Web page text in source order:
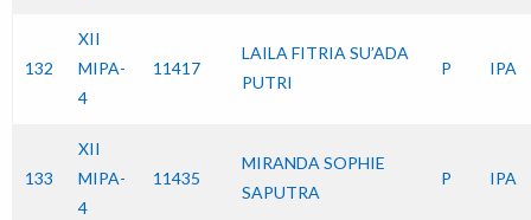
132
XII
MIPA-
4
11417
LAILA FITRIA SU’ADA
PUTRI
P IPA
133
XII
MIPA-
4
11435
MIRANDA SOPHIE
SAPUTRA
P IPA